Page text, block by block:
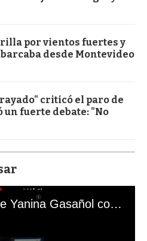
por vientos fuertes y
desde Montevideo
criticó el paro de
fuerte debate: "No
El mal momento de Yanina Gasañol con un hincha argentino en "Subrayado"